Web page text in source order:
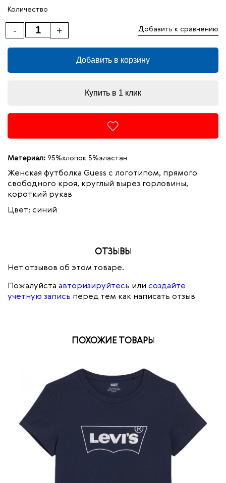
Количество
+
- Добавить к сравнению
Добавить в корзину
Купить в 1 клик
Материал: 95%хлопок 5%эластан
Женская футболка Guess с логотипом, прямого
свободного кроя, круглый вырез горловины,
короткий рукав
Цвет: синий
ОТЗЫВЫ
Нет отзывов об этом товаре.
Пожалуйста авторизируйтесь или создайте
учетную запись перед тем как написать отзыв
ПОХОЖИЕ ТОВАРЫ